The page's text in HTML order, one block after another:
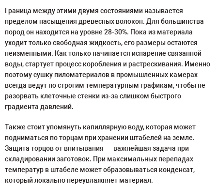
Граница между этими двумя состояниями называется
пределом насыщения древесных волокон. Для большинства
пород он находится на уровне 28-30%. Пока из материала
уходит только свободная жидкость, его размеры остаются
неизменными. Как только начинается испарение связанной
воды, стартует процесс коробления и растрескивания. Именно
поэтому сушку пиломатериалов в промышленных камерах
всегда ведут по строгим температурным графикам, чтобы не
разорвать клеточные стенки из-за слишком быстрого
градиента давлений.
Также стоит упомянуть капиллярную воду, которая может
подниматься по торцам при хранении штабелей на земле.
Защита торцов от впитывания — важнейшая задача при
складировании заготовок. При максимальных перепадах
температур в штабеле может образовываться конденсат,
который локально переувлажняет материал.